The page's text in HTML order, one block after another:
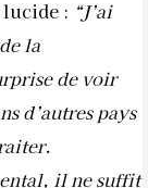
: “J’ai
la
de voir
d’autres pays
il ne suffit